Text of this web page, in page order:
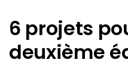
6 projets
deuxième